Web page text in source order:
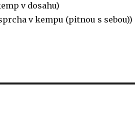
v dosahu)
v kempu (pitnou s sebou))